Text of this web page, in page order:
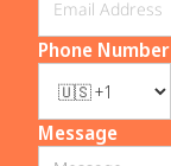
Phone Number
Message